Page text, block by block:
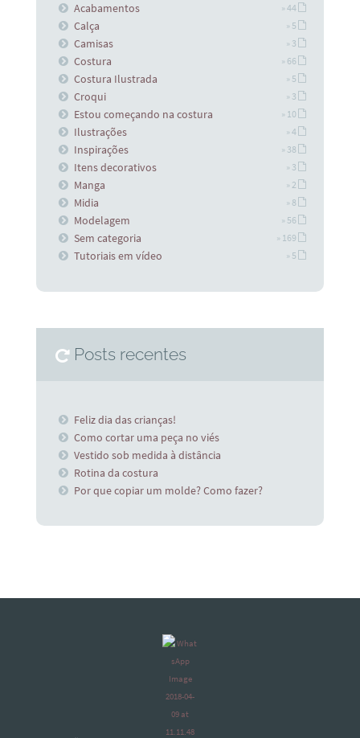
Acabamentos » 44
Calça » 5
Camisas » 3
Costura » 66
Costura Ilustrada » 5
Croqui » 3
Estou começando na costura » 10
Ilustrações » 4
Inspirações » 38
Itens decorativos » 3
Manga » 2
Midia » 8
Modelagem » 56
Sem categoria » 169
Tutoriais em vídeo » 5
Posts recentes
Feliz dia das crianças!
Como cortar uma peça no viés
Vestido sob medida à distância
Rotina da costura
Por que copiar um molde? Como fazer?